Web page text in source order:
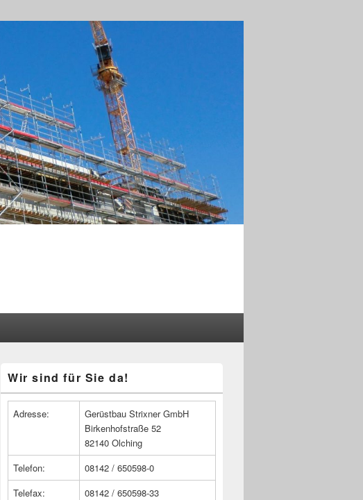
Seitenleisten
Widget-
Wir sind für Sie da!
Adresse:
Gerüstbau Strixner GmbH
Birkenhofstraße 52
82140 Olching
Telefon:
08142 / 650598-0
Telefax:
08142 / 650598-33